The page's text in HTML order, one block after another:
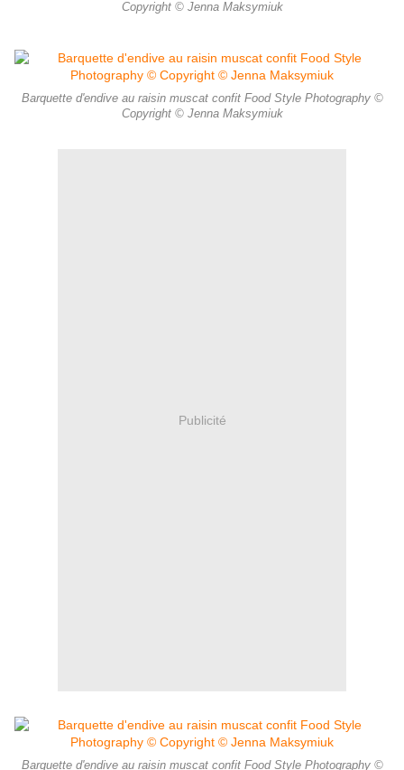
Copyright © Jenna Maksymiuk
Barquette d'endive au raisin muscat confit Food Style Photography ©
Copyright © Jenna Maksymiuk
Publicité
Barquette d'endive au raisin muscat confit Food Style Photography ©